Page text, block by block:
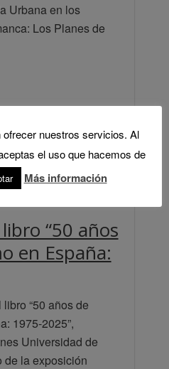
Urbana en los
Los Planes de
“50 años
en España:
“50 años de
1975-2025”,
Universidad de
de la exposición
nuestros servicios. Al
el uso que hacemos de
Más información